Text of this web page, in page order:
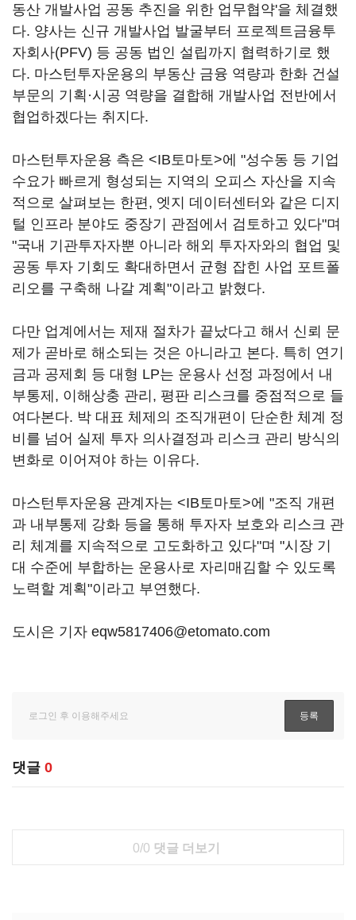
동산 개발사업 공동 추진을 위한 업무협약'을 체결했
다. 양사는 신규 개발사업 발굴부터 프로젝트금융투
자회사(PFV) 등 공동 법인 설립까지 협력하기로 했
다. 마스턴투자운용의 부동산 금융 역량과 한화 건설
부문의 기획·시공 역량을 결합해 개발사업 전반에서
협업하겠다는 취지다.
마스턴투자운용 측은 <IB토마토>에 "성수동 등 기업
수요가 빠르게 형성되는 지역의 오피스 자산을 지속
적으로 살펴보는 한편, 엣지 데이터센터와 같은 디지
털 인프라 분야도 중장기 관점에서 검토하고 있다"며
"국내 기관투자자뿐 아니라 해외 투자자와의 협업 및
공동 투자 기회도 확대하면서 균형 잡힌 사업 포트폴
리오를 구축해 나갈 계획"이라고 밝혔다.
다만 업계에서는 제재 절차가 끝났다고 해서 신뢰 문
제가 곧바로 해소되는 것은 아니라고 본다. 특히 연기
금과 공제회 등 대형 LP는 운용사 선정 과정에서 내
부통제, 이해상충 관리, 평판 리스크를 중점적으로 들
여다본다. 박 대표 체제의 조직개편이 단순한 체계 정
비를 넘어 실제 투자 의사결정과 리스크 관리 방식의
변화로 이어져야 하는 이유다.
마스턴투자운용 관계자는 <IB토마토>에 "조직 개편
과 내부통제 강화 등을 통해 투자자 보호와 리스크 관
리 체계를 지속적으로 고도화하고 있다"며 "시장 기
대 수준에 부합하는 운용사로 자리매김할 수 있도록
노력할 계획"이라고 부연했다.
도시은 기자 eqw5817406@etomato.com
댓글 0
0/0 댓글 더보기